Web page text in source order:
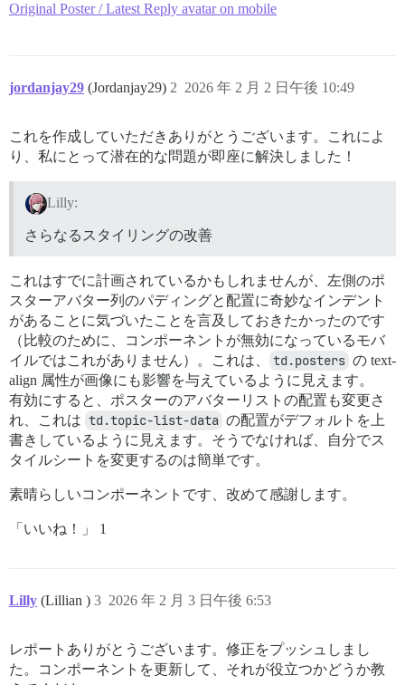
Original Poster / Latest Reply avatar on mobile
jordanjay29 (Jordanjay29) 2026 年 2 月 2 日午後 10:49
2
これを作成していただきありがとうございます。これによ
り、私にとって潜在的な問題が即座に解決しました！
Lilly:
さらなるスタイリングの改善
これはすでに計画されているかもしれませんが、左側のポ
スターアバター列のパディングと配置に奇妙なインデント
があることに気づいたことを言及しておきたかったのです
（比較のために、コンポーネントが無効になっているモバ
イルではこれがありません）。これは、
td.posters の text-
align 属性が画像にも影響を与えているように見えます。
有効にすると、ポスターのアバターリストの配置も変更さ
れ、これは td.topic-list-data の配置がデフォルトを上
書きしているように見えます。そうでなければ、自分でス
タイルシートを変更するのは簡単です。
素晴らしいコンポーネントです、改めて感謝します。
「いいね！」 1
Lilly (Lillian ) 2026 年 2 月 3 日午後 6:53
3
レポートありがとうございます。修正をプッシュしまし
た。コンポーネントを更新して、それが役立つかどうか教